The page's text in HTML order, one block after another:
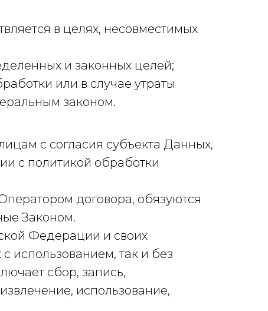
в целях, несовместимых
и законных целей;
или в случае утраты
законом.
с согласия субъекта Данных,
с политикой обработки
договора, обязуются
Законом.
Федерации и своих
использованием, так и без
сбор, запись,
использование,